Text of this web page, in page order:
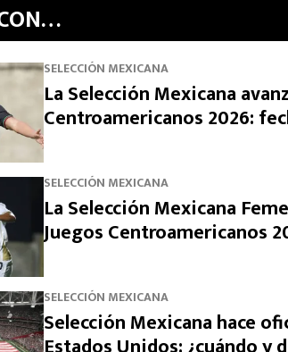
SELECCIÓN MEXICANA
La Selección Mexicana
Centroamericanos 2026:
SELECCIÓN MEXICANA
La Selección Mexicana
Juegos Centroamericanos
SELECCIÓN MEXICANA
Selección Mexicana hace